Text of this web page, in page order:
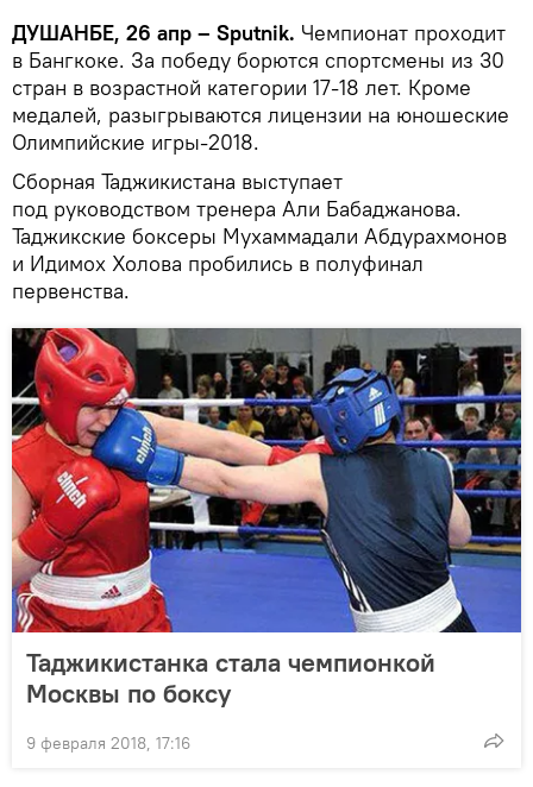
ДУШАНБЕ, 26 апр – Sputnik. Чемпионат проходит
в Бангкоке. За победу борются спортсмены из 30
стран в возрастной категории 17-18 лет. Кроме
медалей, разыгрываются лицензии на юношеские
Олимпийские игры-2018.
Сборная Таджикистана выступает
под руководством тренера Али Бабаджанова.
Таджикские боксеры Мухаммадали Абдурахмонов
и Идимох Холова пробились в полуфинал
первенства.
Таджикистанка стала чемпионкой
Москвы по боксу
9 февраля 2018, 17:16